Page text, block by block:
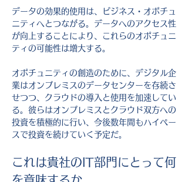
データの効果的使用は、ビジネス・オポチュ
ニティへとつながる。データへのアクセス性
が向上することにより、これらのオポチュニ
ティの可能性は増大する。
オポチュニティの創造のために、デジタル企
業はオンプレミスのデータセンターを存続さ
せつつ、クラウドの導入と使用を加速してい
る。彼らはオンプレミスとクラウド双方への
投資を積極的に行い、今後数年間もハイペー
スで投資を続けていく予定だ。
これは貴社のIT部門にとって何
を意味するか